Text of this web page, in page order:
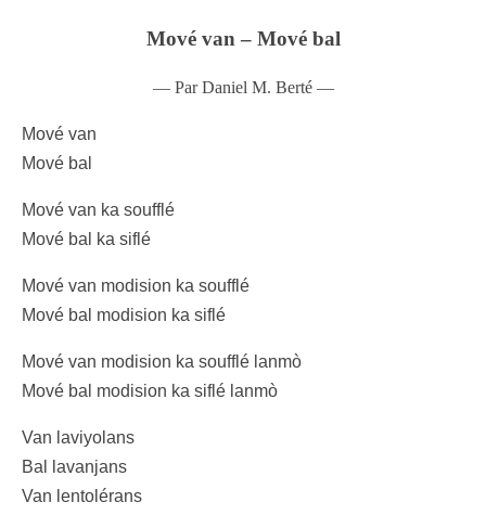
Mové van – Mové bal
— Par Daniel M. Berté —
Mové van
Mové bal
Mové van ka soufflé
Mové bal ka siflé
Mové van modision ka soufflé
Mové bal modision ka siflé
Mové van modision ka soufflé lanmò
Mové bal modision ka siflé lanmò
Van laviyolans
Bal lavanjans
Van lentolérans